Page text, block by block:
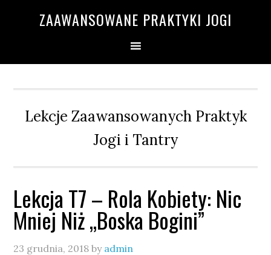
ZAAWANSOWANE PRAKTYKI JOGI
Lekcje Zaawansowanych Praktyk
Jogi i Tantry
Lekcja T7 – Rola Kobiety: Nic
Mniej Niż „Boska Bogini”
23 grudnia, 2018 by admin